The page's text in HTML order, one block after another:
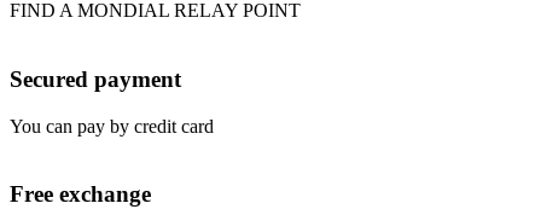
FIND A MONDIAL RELAY POINT
Secured payment
You can pay by credit card
Free exchange